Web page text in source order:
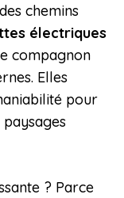
chemins
électriques
compagnon
Elles
pour
? Parce